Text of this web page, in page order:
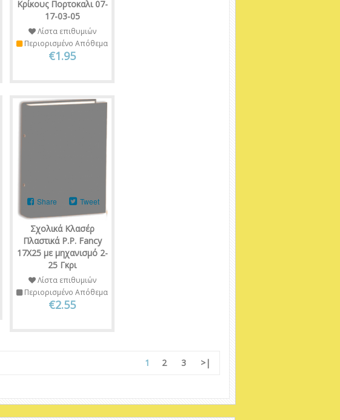
Κρίκους Πορτοκαλι 07-
17-03-05
Λίστα επιθυμιών
Περιορισμένο Απόθεμα
€1.95
Σχολικά Κλασέρ
Πλαστικά P.P. Fancy
17Χ25 με μηχανισμό 2-
25 Γκρι
Share Tweet
Λίστα επιθυμιών
Περιορισμένο Απόθεμα
€2.55
1 2 3 >|